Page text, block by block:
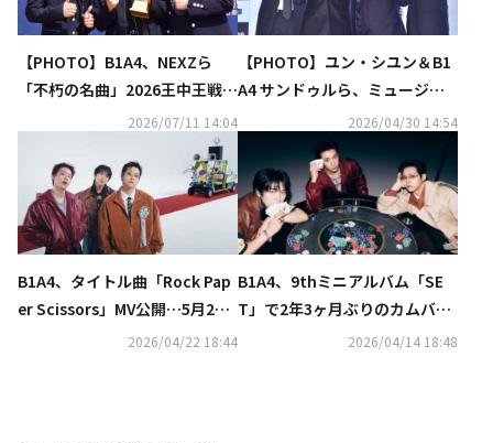
【PHOTO】B1A4、NEXZら
「不朽の名曲」2026王中王戦の
レッドカーペットに登場
2026/07/11 14:04
【PHOTO】ユン・シユン＆B1
A4 サンドゥルら、ミュージカ
ル「あの日々」記者懇談会に出
2026/04/30 14:54
B1A4、タイトル曲「Rock Pap
er Scissors」MV公開…5月2日
に韓国で野外コンサートも開催
2026/04/22 18:44
B1A4、9thミニアルバム「SE
T」で2年3ヶ月ぶりのカムバッ
ク！独立後初のアルバムに期待
2026/04/14 18:48